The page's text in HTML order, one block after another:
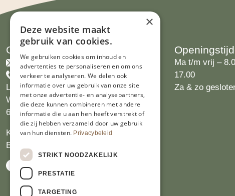
Contact
info@limburgsbakwinkeltje.nl
+31455226693
Limburgs Bakwinkeltje
Wijngaardsweg 16
6412 PJ Heerlen
KVK 14069470
BTW NL809913914.B01
Ma t/m vrij –
17.00
Za & zo
×
Deze website maakt
gebruik van cookies.
We gebruiken cookies om inhoud en
advertenties te personaliseren en om ons
verkeer te analyseren. We delen ook
informatie over uw gebruik van onze site
met onze advertentie- en analysepartners,
die deze kunnen combineren met andere
informatie die u aan hen heeft verstrekt of
die zij hebben verzameld door uw gebruik
van hun diensten. Privacybeleid
STRIKT NOODZAKELIJK
PRESTATIE
TARGETING